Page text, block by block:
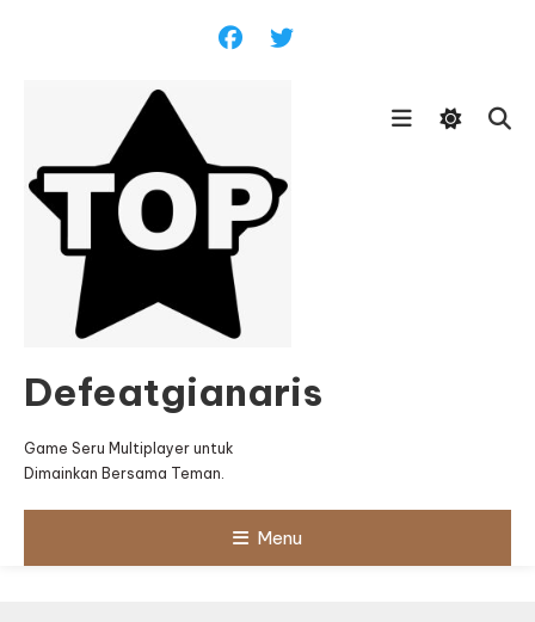
Defeatgianaris
Game Seru Multiplayer untuk
Dimainkan Bersama Teman.
Menu